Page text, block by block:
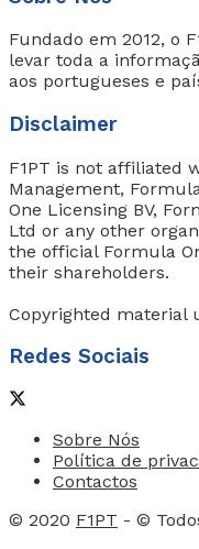
Fundado em 2012, o
levar toda a
aos portugueses e
Disclaimer
F1PT is not affiliated
Management,
One Licensing BV,
Ltd or any other
the official Formula
their shareholders.
Copyrighted material
Redes Sociais
Sobre Nós
Política de
Contactos
© 2020 F1PT - ©